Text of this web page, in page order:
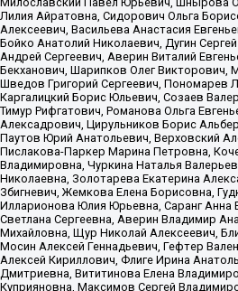
Лилия Айратовна, Сидорович Ольга
Алексеевич, Васильева Анастасия
Бойко Анатолий Николаевич, Дугин
Андрей Сергеевич, Аверин Виталий
Бекханович, Шарипков Олег Викторович,
Шведов Григорий Сергеевич, Пономарев
Каргалицкий Борис Юльевич, Созаев
Тимур Рифгатович, Романова Ольга
Алексадрович, Цирульников Борис
Паутов Юрий Анатольевич, Верховский
Пислакова-Паркер Марина Петровна,
Владимировна, Чуркина Наталья
Николаевна, Золотарева Екатерина
Збигневич, Жемкова Елена Борисовна,
Илларионова Юлия Юрьевна, Саранг Анна
Светлана Сергеевна, Аверин Владимир
Михайловна, Щур Николай Алексеевич,
Мосин Алексей Геннадьевич, Гефтер
Алексей Кириллович, Флиге Ирина
Дмитриевна, Вититинова Елена
Куприяновна, Максимов Сергей